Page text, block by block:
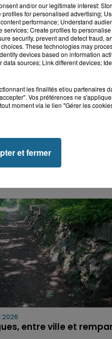
locale de l'Audomarois
2026
entre ville et
and/or our legitimate interest:
for personalised advertising;
performance; Understand
Create profiles to
security, prevent and detect fraud,
These technologies may
devices based on information
sources; Link different devices;
les finalités et/ou partenaires
Vos préférences ne
moment via le lien "Gérer les
et fermer